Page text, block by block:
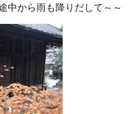
中から雨も降りだして～～